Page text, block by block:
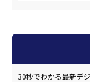
30秒でわかる最新デ